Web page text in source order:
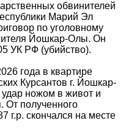
обвинителей
Марий Эл
по уголовному
Йошкар-Олы. Он
УК РФ (убийство).
года в квартире
Курсантов г. Йошкар-
ножом в живот и
От полученного
г.р. скончался на месте